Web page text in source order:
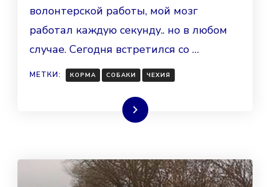
волонтерской работы, мой мозг
работал каждую секунду.. но в любом
случае. Сегодня встретился со …
МЕТКИ: КОРМА СОБАКИ ЧЕХИЯ
Читать далее